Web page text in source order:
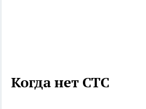
Когда нет СТС